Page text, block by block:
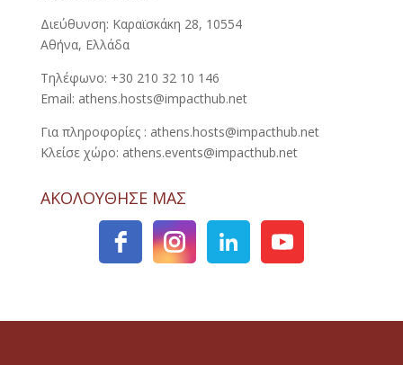
Διεύθυνση: Καραϊσκάκη 28, 10554
Αθήνα, Ελλάδα
Τηλέφωνο: +30 210 32 10 146
Email: athens.hosts@impacthub.net
Για πληροφορίες : athens.hosts@impacthub.net
Κλείσε χώρο: athens.events@impacthub.net
ΑΚΟΛΟΥΘΗΣΕ ΜΑΣ